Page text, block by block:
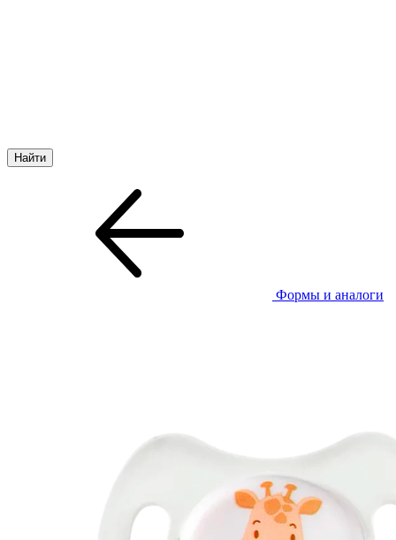
Формы и аналоги